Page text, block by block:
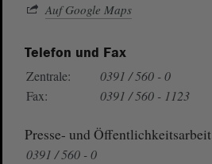
Auf Google Maps
Telefon und Fax
Zentrale:
0391 / 560 - 0
Fax:
0391 / 560 - 1123
Presse- und Öffentlichkeitsarbeit
0391 / 560 - 0